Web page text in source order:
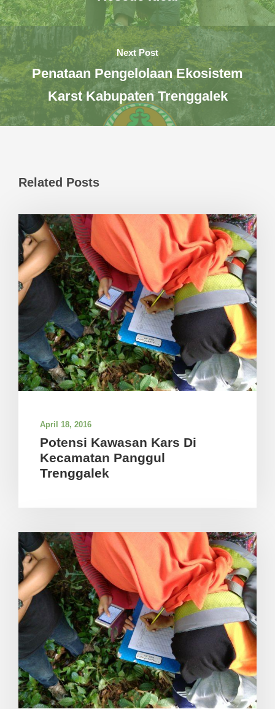
Next Post
Penataan Pengelolaan Ekosistem
Karst Kabupaten Trenggalek
Related Posts
April 18, 2016
Potensi Kawasan Kars Di
Kecamatan Panggul
Trenggalek